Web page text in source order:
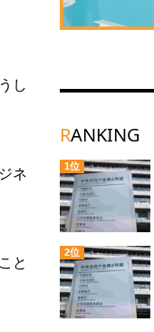
し
ネ
と
RANKING
1位
2位